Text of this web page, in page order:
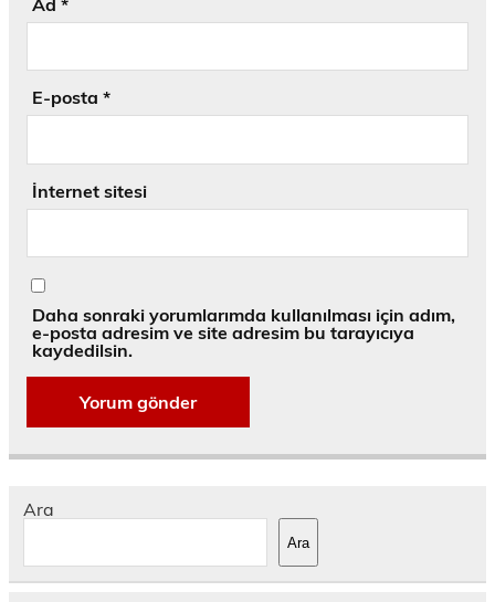
E-posta *
İnternet sitesi
Daha sonraki yorumlarımda kullanılması için adım,
e-posta adresim ve site adresim bu tarayıcıya
kaydedilsin.
Ara
Ara